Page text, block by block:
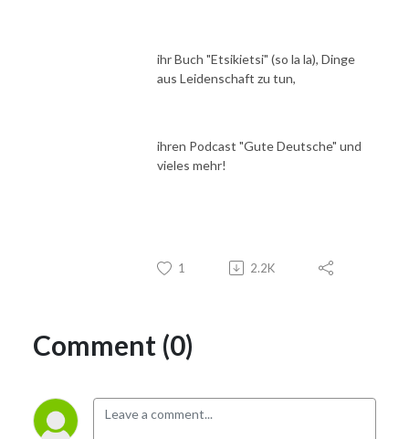
ihr Buch "Etsikietsi" (so la la), Dinge
aus Leidenschaft zu tun,
ihren Podcast "Gute Deutsche" und
vieles mehr!
1 2.2K
Comment (0)